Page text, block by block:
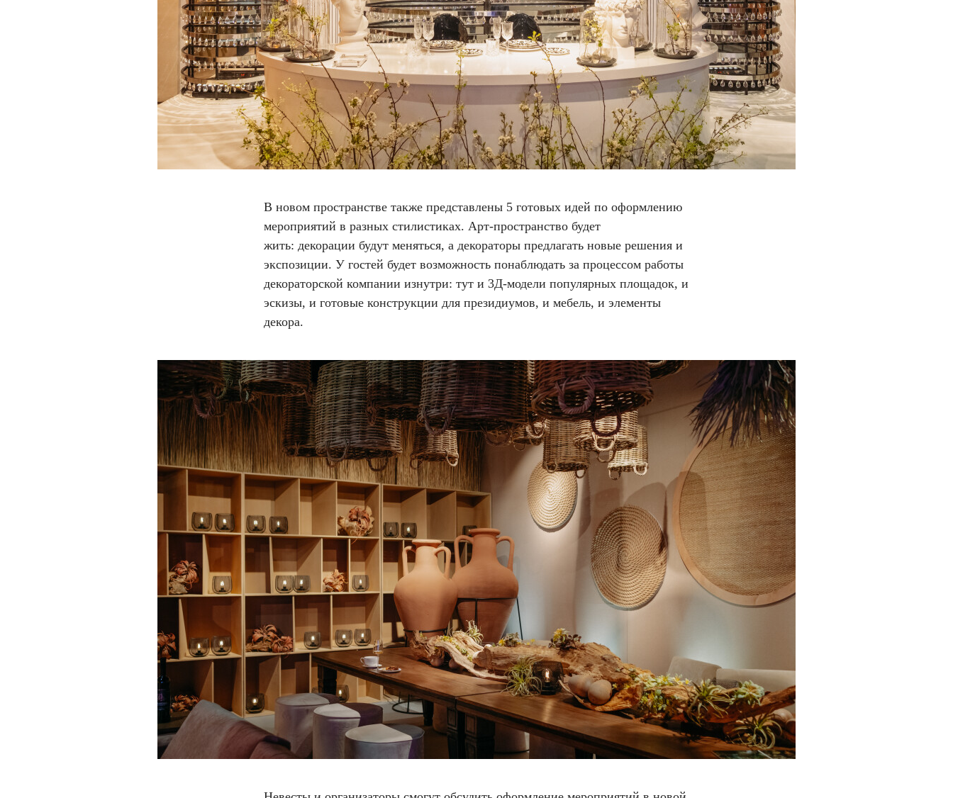
В новом пространстве также представлены 5 готовых идей по оформлению
мероприятий в разных стилистиках. Арт-пространство будет
жить: декорации будут меняться, а декораторы предлагать новые решения и
экспозиции. У гостей будет возможность понаблюдать за процессом работы
декораторской компании изнутри: тут и 3Д-модели популярных площадок, и
эскизы, и готовые конструкции для президиумов, и мебель, и элементы
декора.